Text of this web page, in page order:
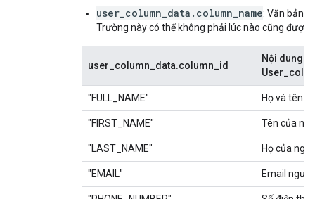
user_column_data.column_name: Văn bản
Trường này có thể không phải lúc nào cũng được
user_column_data.column_id
Nội dung
"FULL_NAME" Họ và tên
"FIRST_NAME" Tên của
"LAST_NAME" Họ của
"EMAIL" Email